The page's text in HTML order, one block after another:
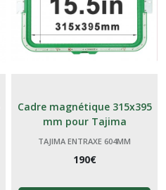
Cadre magnétique 315x395
mm pour Tajima
TAJIMA ENTRAXE 604MM
190€